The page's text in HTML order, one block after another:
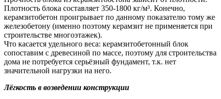
Плотность блока составляет 350-1800 кг/м³. Конечно,
керамзитобетон проигрывает по данному показателю тому же
железобетону (именно поэтому керамзит не применяется при
строительстве многоэтажек).
Что касается удельного веса: керамзитобетонный блок
сопоставим с древесиной по массе, поэтому для строительства
дома не потребуется серьёзный фундамент, т.к. нет
значительной нагрузки на него.
Лёгкость в возведении конструкции